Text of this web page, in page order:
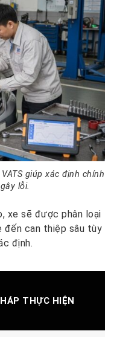
giúp xác định chính
lỗi.
xe sẽ được phân loại
can thiệp sâu tùy
định.
THỰC HIỆN